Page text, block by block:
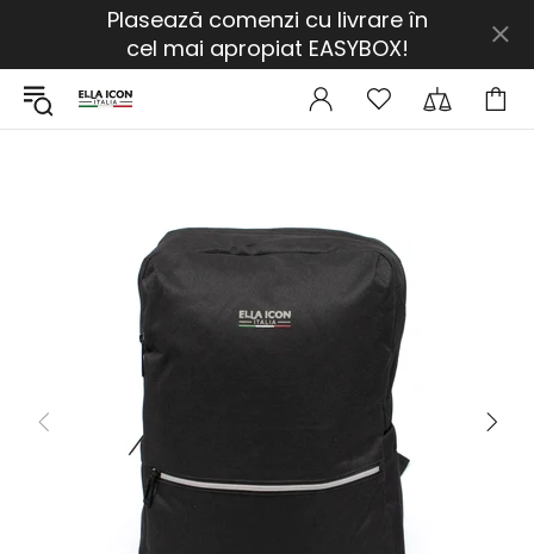
Plasează comenzi cu livrare în
cel mai apropiat EASYBOX!